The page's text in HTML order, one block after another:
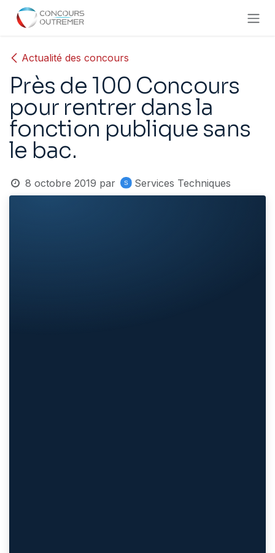
Se rendre au contenu
Actualité des concours
Près de 100 Concours
pour rentrer dans la
fonction publique sans
le bac.
8 octobre 2019 par Services Techniques